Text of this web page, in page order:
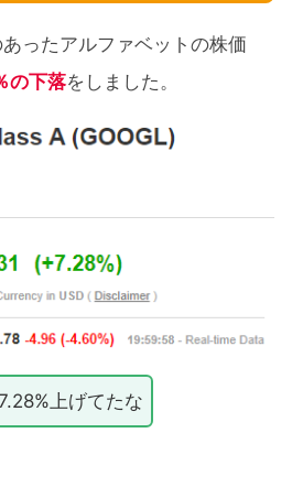
ったアルファベットの株価
下落をしました。
上げてたな